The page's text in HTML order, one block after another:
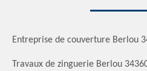
Entreprise de couverture Berlou
Travaux de zinguerie Berlou